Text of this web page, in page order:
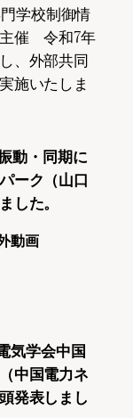
学校制御情
催 令和7年
、外部共同
施いたしま
動・同期に
ーク（山口
した。
動画
気学会中国
（中国電力ネ
発表しまし